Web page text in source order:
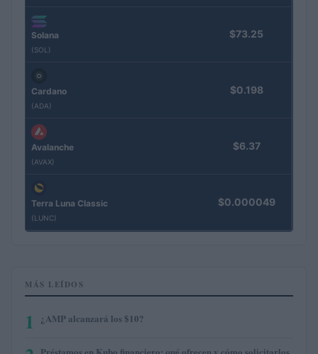
Solana
(SOL)
$73.25
Cardano
(ADA)
$0.198
Avalanche
(AVAX)
$6.37
Terra Luna Classic
(LUNC)
$0.000049
MÁS LEÍDOS
1 ¿AMP alcanzará los $10?